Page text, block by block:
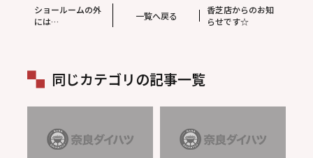
ショールームの外
には…
一覧へ戻る
香芝店からのお知
らせです☆
同じカテゴリの記事一覧